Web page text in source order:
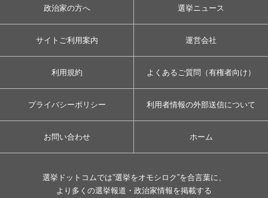
政治家の方へ 選挙ニュース
サイトご利用案内 運営会社
利用規約 よくあるご質問（有権者向け）
プライバシーポリシー 利用者情報の外部送信について
お問い合わせ ホーム
選挙ドットコムでは”選挙をオモシロク”を合言葉に、
より多くの選挙報道・政治家情報を掲載する